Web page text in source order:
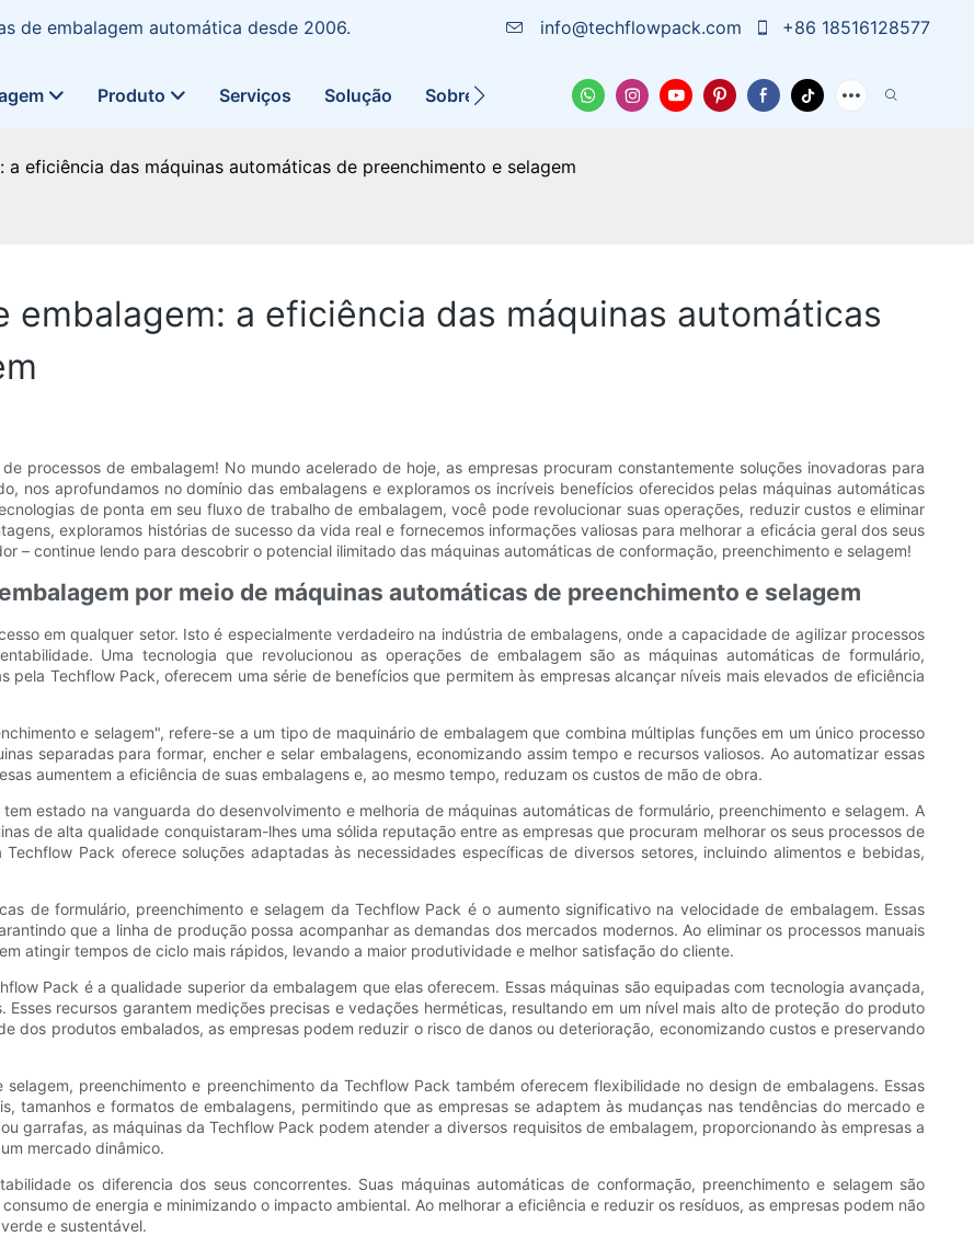
de embalagem automática desde 2006. info@techflowpack.com +86 18516128577
Produto Serviços Solução Sobre Nós Capa Notícias Entre Em Contato Conosco
eficiência das máquinas automáticas de preenchimento e selagem
embalagem: a eficiência das máquinas automáticas
processos de embalagem! No mundo acelerado de hoje, as empresas procuram constantemente soluções inovadoras para
nos aprofundamos no domínio das embalagens e exploramos os incríveis benefícios oferecidos pelas máquinas automáticas
de ponta em seu fluxo de trabalho de embalagem, você pode revolucionar suas operações, reduzir custos e eliminar
exploramos histórias de sucesso da vida real e fornecemos informações valiosas para melhorar a eficácia geral dos seus
– continue lendo para descobrir o potencial ilimitado das máquinas automáticas de conformação, preenchimento e selagem!
por meio de máquinas automáticas de preenchimento e selagem
em qualquer setor. Isto é especialmente verdadeiro na indústria de embalagens, onde a capacidade de agilizar processos
Uma tecnologia que revolucionou as operações de embalagem são as máquinas automáticas de formulário,
pela Techflow Pack, oferecem uma série de benefícios que permitem às empresas alcançar níveis mais elevados de eficiência
e selagem", refere-se a um tipo de maquinário de embalagem que combina múltiplas funções em um único processo
separadas para formar, encher e selar embalagens, economizando assim tempo e recursos valiosos. Ao automatizar essas
aumentem a eficiência de suas embalagens e, ao mesmo tempo, reduzam os custos de mão de obra.
estado na vanguarda do desenvolvimento e melhoria de máquinas automáticas de formulário, preenchimento e selagem. A
de alta qualidade conquistaram-lhes uma sólida reputação entre as empresas que procuram melhorar os seus processos de
Pack oferece soluções adaptadas às necessidades específicas de diversos setores, incluindo alimentos e bebidas,
de formulário, preenchimento e selagem da Techflow Pack é o aumento significativo na velocidade de embalagem. Essas
que a linha de produção possa acompanhar as demandas dos mercados modernos. Ao eliminar os processos manuais
atingir tempos de ciclo mais rápidos, levando a maior produtividade e melhor satisfação do cliente.
Pack é a qualidade superior da embalagem que elas oferecem. Essas máquinas são equipadas com tecnologia avançada,
recursos garantem medições precisas e vedações herméticas, resultando em um nível mais alto de proteção do produto
dos produtos embalados, as empresas podem reduzir o risco de danos ou deterioração, economizando custos e preservando
preenchimento e preenchimento da Techflow Pack também oferecem flexibilidade no design de embalagens. Essas
tamanhos e formatos de embalagens, permitindo que as empresas se adaptem às mudanças nas tendências do mercado e
garrafas, as máquinas da Techflow Pack podem atender a diversos requisitos de embalagem, proporcionando às empresas a
mercado dinâmico.
os diferencia dos seus concorrentes. Suas máquinas automáticas de conformação, preenchimento e selagem são
de energia e minimizando o impacto ambiental. Ao melhorar a eficiência e reduzir os resíduos, as empresas podem não
e sustentável.